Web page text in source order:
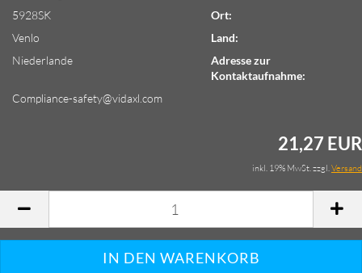
5928SK
Ort:
Venlo
Land:
Niederlande
Adresse zur
Kontaktaufnahme:
Compliance-safety@vidaxl.com
21,27 EUR
inkl. 19% MwSt. zzgl.Versand